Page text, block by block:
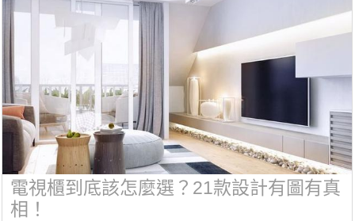
電視櫃到底該怎麼選？21款設計有圖有真
相！